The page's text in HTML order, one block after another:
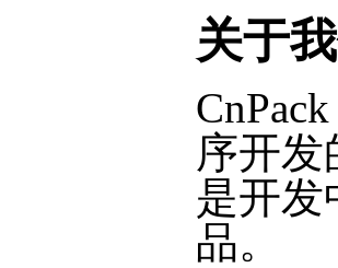
关于
序开
是开发
品。